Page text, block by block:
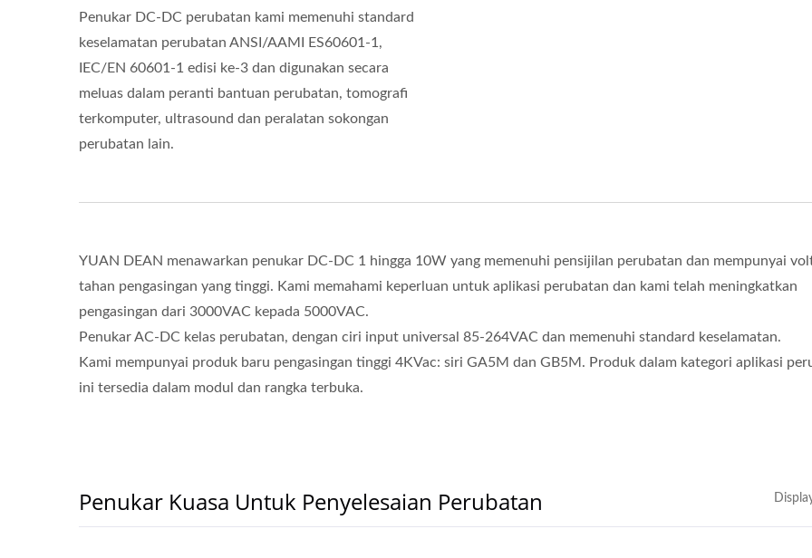
Penukar DC-DC perubatan kami memenuhi standard
keselamatan perubatan ANSI/AAMI ES60601-1,
IEC/EN 60601-1 edisi ke-3 dan digunakan secara
meluas dalam peranti bantuan perubatan, tomografi
terkomputer, ultrasound dan peralatan sokongan
perubatan lain.
YUAN DEAN menawarkan penukar DC-DC 1 hingga 10W yang memenuhi pensijilan perubatan dan mempunyai
tahan pengasingan yang tinggi. Kami memahami keperluan untuk aplikasi perubatan dan kami telah meningkatkan
pengasingan dari 3000VAC kepada 5000VAC.
Penukar AC-DC kelas perubatan, dengan ciri input universal 85-264VAC dan memenuhi standard keselamatan.
Kami mempunyai produk baru pengasingan tinggi 4KVac: siri GA5M dan GB5M. Produk dalam kategori aplikasi
ini tersedia dalam modul dan rangka terbuka.
Penukar Kuasa Untuk Penyelesaian Perubatan